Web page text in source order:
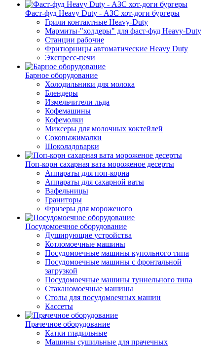
Фаст-фуд Heavy Duty - АЗС хот-доги бургеры
Грили контактные Heavy-Duty
Мармиты-"холдеры" для фаст-фуд Heavy-Duty
Станции рабочие
Фритюрницы автоматические Heavy Duty
Экспресс-печи
Барное оборудование
Холодильники для молока
Блендеры
Измельчители льда
Кофемашины
Кофемолки
Миксеры для молочных коктейлей
Соковыжималки
Шоколадоварки
Поп-корн сахарная вата мороженое десерты
Аппараты для поп-корна
Аппараты для сахарной ваты
Вафельницы
Граниторы
Фризеры для мороженого
Посудомоечное оборудование
Душирующие устройства
Котломоечные машины
Посудомоечные машины купольного типа
Посудомоечные машины с фронтальной
загрузкой
Посудомоечные машины туннельного типа
Стаканомоечные машины
Столы для посудомоечных машин
Кассеты
Прачечное оборудование
Катки гладильные
Машины сушильные для прачечных